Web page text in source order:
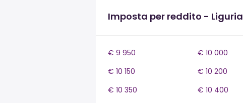
Imposta per reddito - Liguria
€ 9 950 € 10 000
€ 10 150
€ 10 200
€ 10 350
€ 10 400